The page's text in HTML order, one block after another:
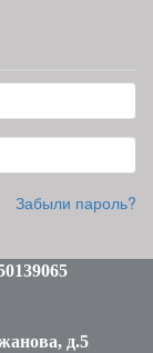
Забыли пароль?
д.5